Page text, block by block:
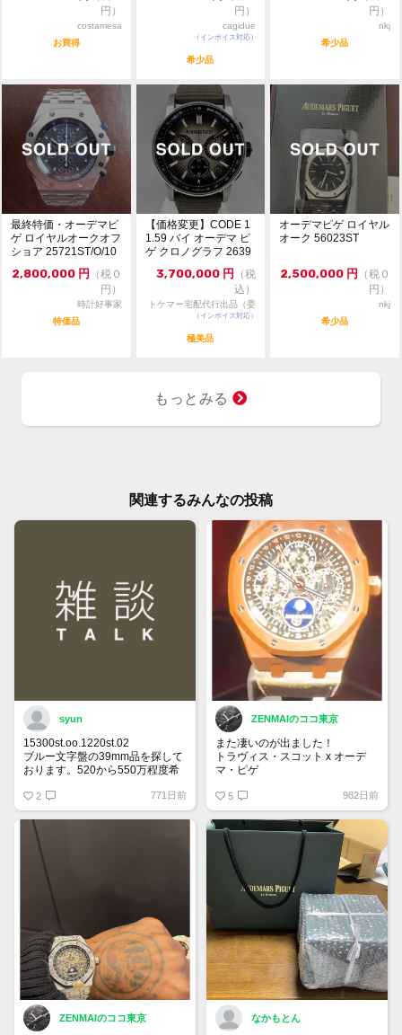
・価格交渉の際は必ずご希望金額をご提示ください。希
望金額のご提示のない質問には返答致しません。
・一般のお客様からの委託品でございます。質問は依頼
・ご返答までに少々お時間が掛かりますので予めご了承
ください。
・トケマー管理部門は土日祝日は休業しております。ご
返答等は平日の営業時間内に行います。
円）
costamesa
お買得
円）
cagidue
（インボイス対応）
希少品
円）
nkj
希少品
最終特価・オーデマピ
ゲ ロイヤルオークオフ
ショア 25721ST/O/10
2,800,000 円 （税０
円）
時計好事家
特価品
【価格変更】CODE 1
1.59 バイ オーデマ ピ
ゲ クロノグラフ 2639
3,700,000 円 （税
込）
トケマー宅配代行出品（委
託販売）
（インボイス対応）
極美品
オーデマピゲ ロイヤル
オーク 56023ST
2,500,000 円 （税０
円）
nkj
希少品
もっとみる
関連するみんなの投稿
syun
15300st.oo.1220st.02
ブルー文字盤の39mm品を探して
おります。520から550万程度希
宜しくお願い申し上げます。
2 771日前
ZENMAIのココ東京
また凄いのが出ました！
トラヴィス・スコット x オーデ
マ・ピゲ
ロイヤルオーク パーペチュアル
カレンダー オープンワーク “カク
タス・ジャック” 限定200本
5 982日前
ZENMAIのココ東京 なかもとん